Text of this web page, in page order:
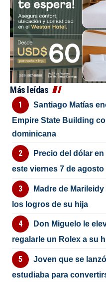
Más leídas
Santiago Matías
Empire State Building
dominicana
Precio del dólar
este viernes 7 de agosto
Madre de
los logros de su hija
Don Miguelo le
regalarle un Rolex a su
Joven que se
estudiaba para